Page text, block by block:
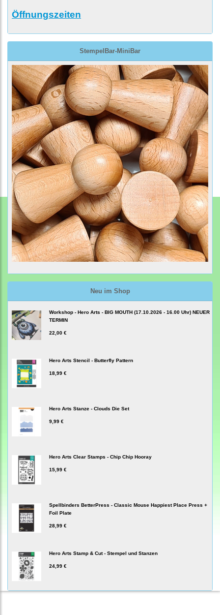
Öffnungszeiten
StempelBar-MiniBar
Neu im Shop
Workshop - Hero Arts - BIG MOUTH (17.10.2026 - 16.00 Uhr) NEUER
TERMIN
22,00 €
Hero Arts Stencil - Butterfly Pattern
18,99 €
Hero Arts Stanze - Clouds Die Set
9,99 €
Hero Arts Clear Stamps - Chip Chip Hooray
15,99 €
Spellbinders BetterPress - Classic Mouse Happiest Place Press +
Foil Plate
28,99 €
Hero Arts Stamp & Cut - Stempel und Stanzen
24,99 €